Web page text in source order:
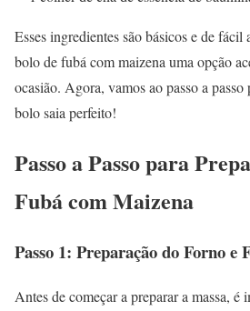
Esses ingredientes são básicos e de fácil
bolo de fubá com maizena uma opção
ocasião. Agora, vamos ao passo a passo
bolo saia perfeito!
Passo a Passo para
Fubá com Maizena
Passo 1: Preparação do Forno e
Antes de começar a preparar a massa, é